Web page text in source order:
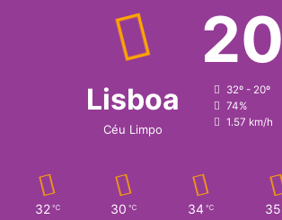
t
a
g
r
Lisboa
Céu Limpo
20
32º - 20º
74%
1.57 km/h
32 ℃ 30 ℃ 34 ℃ 35